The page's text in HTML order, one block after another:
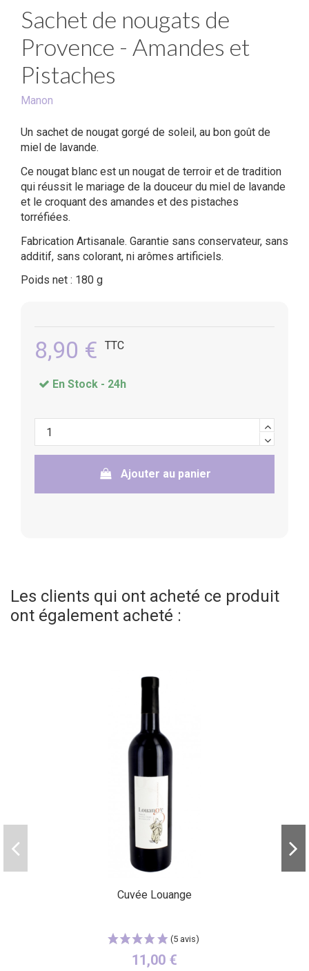
Sachet de nougats de
Provence - Amandes et
Pistaches
Manon
Un sachet de nougat gorgé de soleil, au bon goût de
miel de lavande.
Ce nougat blanc est un nougat de terroir et de tradition
qui réussit le mariage de la douceur du miel de lavande
et le croquant des amandes et des pistaches
torréfiées.
Fabrication Artisanale. Garantie sans conservateur, sans
additif, sans colorant, ni arômes artificiels.
Poids net : 180 g
8,90 € TTC
En Stock - 24h
Ajouter au panier
Les clients qui ont acheté ce produit
ont également acheté :
Cuvée Louange
11,00 €